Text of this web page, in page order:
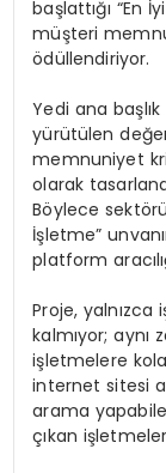
başlattığı “En
müşteri
ödüllendiriyor.
Yedi ana
yürütülen
memnuniyet
olarak
Böylece
İşletme”
platform
Proje, yalnızca
kalmıyor; aynı
işletmelere
internet sitesi
arama
çıkan